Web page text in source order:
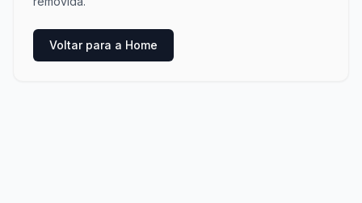
Voltar para a Home